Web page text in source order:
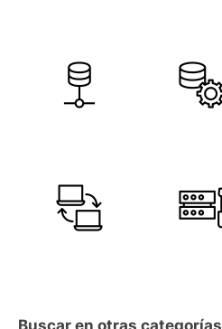
Buscar en otras categorías